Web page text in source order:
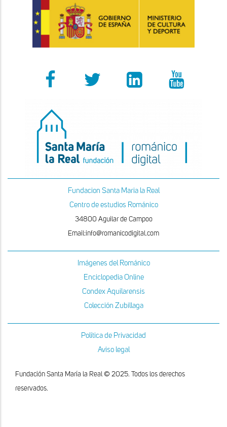
Fundacion Santa Maria la Real
Centro de estudios Románico
34800 Aguilar de Campoo
Email:info@romanicodigital.com
Imágenes del Románico
Enciclopedia Online
Condex Aquilarensis
Colección Zubillaga
Política de Privacidad
Aviso legal
Fundación Santa María la Real © 2025. Todos los derechos
reservados.